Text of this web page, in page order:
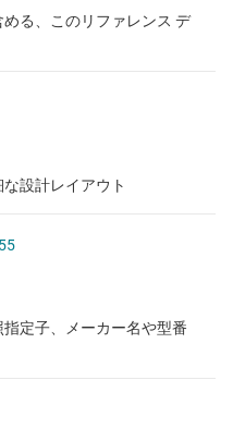
を不要にしています
る、このリファレンス デ
設計レイアウト
定子、メーカー名や型番